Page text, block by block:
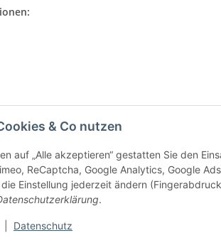
& Co nutzen
auf „Alle akzeptieren“ gestatten Sie den
ReCaptcha, Google Analytics, Google
Einstellung jederzeit ändern
.
Datenschutz